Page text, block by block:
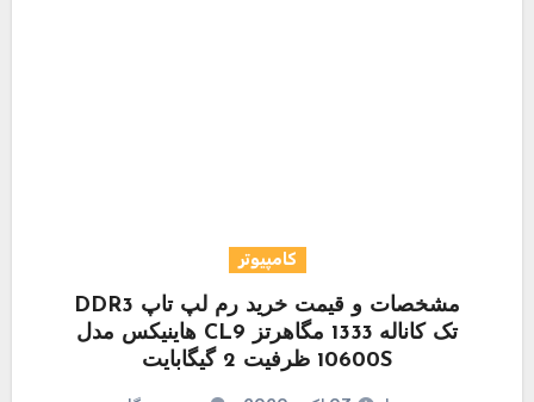
کامپیوتر
مشخصات و قیمت خرید رم لپ تاپ DDR3
تک کاناله 1333 مگاهرتز CL9 هاینیکس مدل
10600S ظرفیت 2 گیگابایت